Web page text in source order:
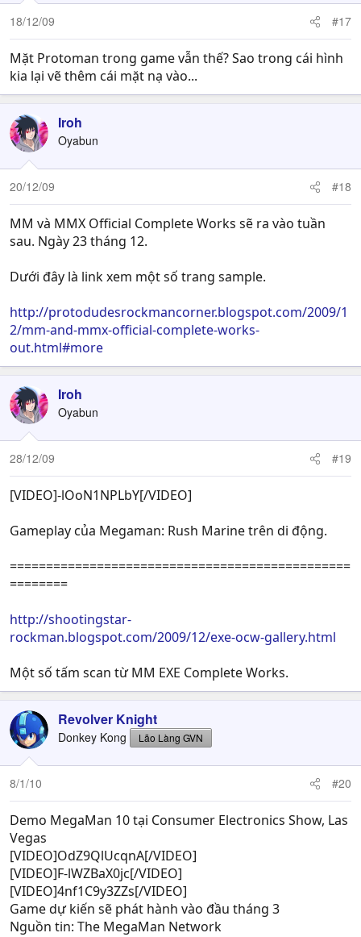
18/12/09 #17
Mặt Protoman trong game vẫn thế? Sao trong cái hình
kia lại vẽ thêm cái mặt nạ vào...
Iroh
Oyabun
20/12/09 #18
MM và MMX Official Complete Works sẽ ra vào tuần
sau. Ngày 23 tháng 12.
Dưới đây là link xem một số trang sample.
http://protodudesrockmancorner.blogspot.com/2009/1
2/mm-and-mmx-official-complete-works-
out.html#more
Iroh
Oyabun
28/12/09 #19
[VIDEO]-lOoN1NPLbY[/VIDEO]
Gameplay của Megaman: Rush Marine trên di động.
===============================================
========
http://shootingstar-
rockman.blogspot.com/2009/12/exe-ocw-gallery.html
Một số tấm scan từ MM EXE Complete Works.
Revolver Knight
Donkey Kong Lão Làng GVN
8/1/10 #20
Demo MegaMan 10 tại Consumer Electronics Show, Las
Vegas
[VIDEO]OdZ9QlUcqnA[/VIDEO]
[VIDEO]F-lWZBaX0jc[/VIDEO]
[VIDEO]4nf1C9y3ZZs[/VIDEO]
Game dự kiến sẽ phát hành vào đầu tháng 3
Nguồn tin: The MegaMan Network